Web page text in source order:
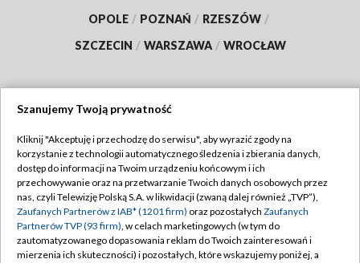
OPOLE / POZNAŃ / RZESZÓW /
SZCZECIN / WARSZAWA / WROCŁAW
TVP
Abonament TVP
Emisja w TVP
Centrum informacji TVP
Regulamin TVP
Polityka prywatności
Moje zgody
Szanujemy Twoją prywatność
Kliknij "Akceptuję i przechodzę do serwisu", aby wyrazić zgody na
korzystanie z technologii automatycznego śledzenia i zbierania danych,
dostęp do informacji na Twoim urządzeniu końcowym i ich
przechowywanie oraz na przetwarzanie Twoich danych osobowych przez
nas, czyli Telewizję Polską S.A. w likwidacji (zwaną dalej również „TVP”),
Zaufanych Partnerów z IAB* (1201 firm) oraz pozostałych Zaufanych
Partnerów TVP (93 firm), w celach marketingowych (w tym do
zautomatyzowanego dopasowania reklam do Twoich zainteresowań i
mierzenia ich skuteczności) i pozostałych, które wskazujemy poniżej, a